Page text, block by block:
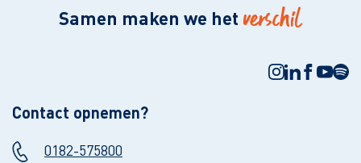
Samen maken we het verschil
Contact opnemen?
0182-575800